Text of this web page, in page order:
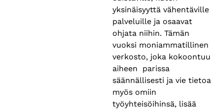
yksinäisyyttä vähentäville
palveluille ja osaavat
ohjata niihin. Tämän
vuoksi moniammatillinen
verkosto, joka kokoontuu
aiheen parissa
säännällisesti ja vie tietoa
myös omiin
työyhteisöihinsä, lisää